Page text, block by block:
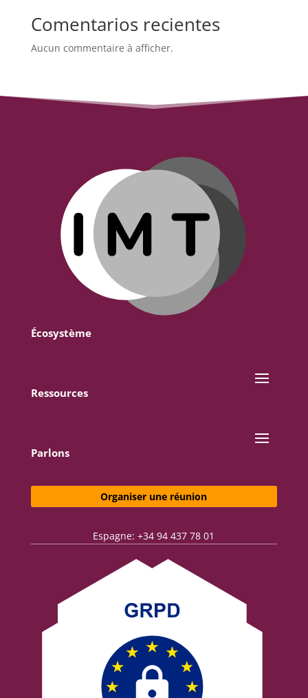
Comentarios recientes
Aucun commentaire à afficher.
Écosystème
Ressources
Parlons
Organiser une réunion
Espagne: +34 94 437 78 01